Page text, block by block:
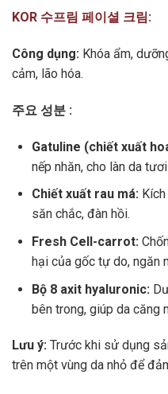
KOR 수프림 페이셜 크림:
Công dụng: Khóa ẩm,
cảm, lão hóa.
주요 성분 :
Gatuline (chiết xuất
nếp nhăn, cho làn da
Chiết xuất rau má:
săn chắc, đàn hồi.
Fresh Cell-carrot:
hại của gốc tự do, ngăn
Bộ 8 axit hyaluronic:
bên trong, giúp da căng
Lưu ý: Trước khi sử dụng
trên một vùng da nhỏ để